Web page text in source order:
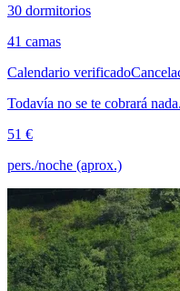
30 dormitorios
41 camas
Calendario verificado
Todavía no se te cobrará nada.
51 €
pers./noche (aprox.)